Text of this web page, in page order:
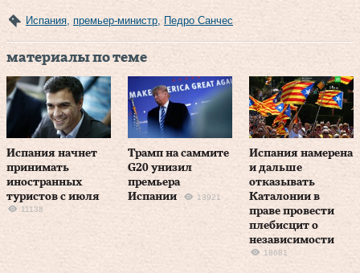
Испания премьер-министр Педро Санчес
материалы по теме
Испания начнет
принимать
иностранных
туристов с июля
11138
Трамп на саммите
G20 унизил
премьера
Испании
13921
Испания намерена
и дальше
отказывать
Каталонии в
праве провести
плебисцит о
независимости
18681